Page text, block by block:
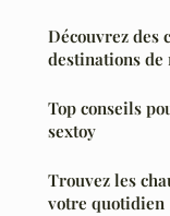
Découvrez des
destinations de
Top conseils
sextoy
Trouvez les
votre quotidien